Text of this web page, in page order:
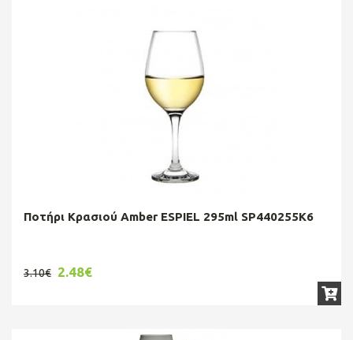
Ποτήρι Κρασιού Amber ESPIEL 295ml SP440255K6
3.10€ 2.48€